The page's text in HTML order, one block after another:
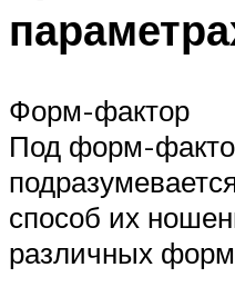
Форм-фактор
Под форм-
способ их
различных